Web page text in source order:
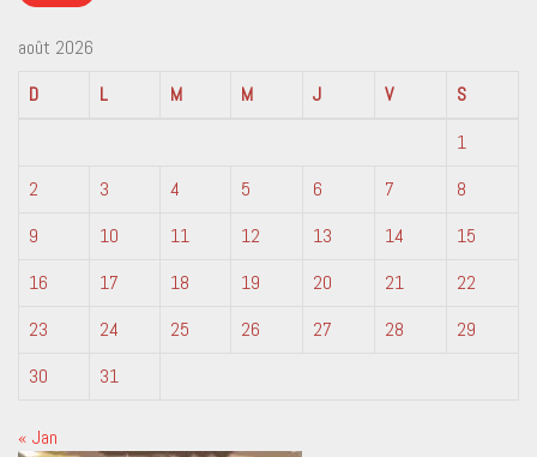
août 2026
D
L M M J V
S
1
2
3 4 5 6 7
8
9
10 11 12 13 14
15
16
17 18 19 20 21
22
23
24 25 26 27 28
29
30
31
« Jan